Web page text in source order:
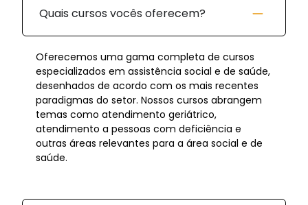
Quais cursos vocês oferecem?
Oferecemos uma gama completa de cursos
especializados em assistência social e de saúde,
desenhados de acordo com os mais recentes
paradigmas do setor. Nossos cursos abrangem
temas como atendimento geriátrico,
atendimento a pessoas com deficiência e
outras áreas relevantes para a área social e de
saúde.